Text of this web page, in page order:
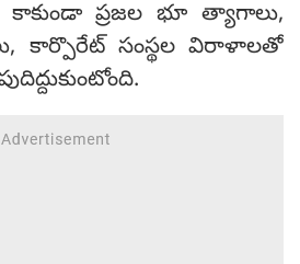
కాకుండా ప్రజల భూ త్యాగాలు,
కార్పొరేట్ సంస్థల విరాళాలతో